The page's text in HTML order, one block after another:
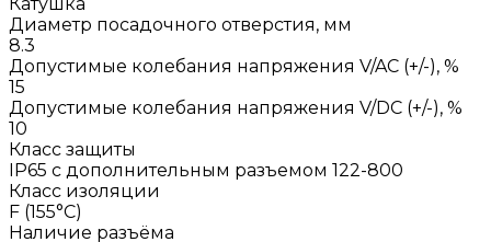
Диаметр посадочного отверстия, мм
8.3
Допустимые колебания напряжения V/AC (+/-), %
15
Допустимые колебания напряжения V/DC (+/-), %
10
Класс защиты
IP65 с дополнительным разъемом 122-800
Класс изоляции
F (155°C)
Наличие разъёма